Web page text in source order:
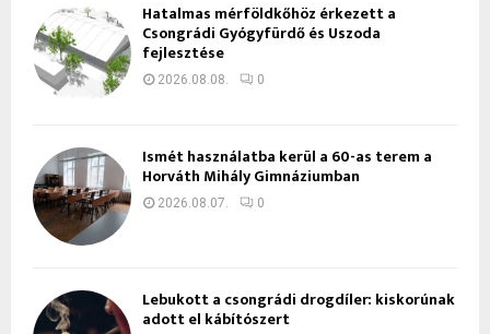
Hatalmas mérföldkőhöz érkezett a
Csongrádi Gyógyfürdő és Uszoda
fejlesztése
2026.08.08. 0
Ismét használatba kerül a 60-as terem a
Horváth Mihály Gimnáziumban
2026.08.07. 0
Lebukott a csongrádi drogdíler: kiskorúnak
adott el kábítószert